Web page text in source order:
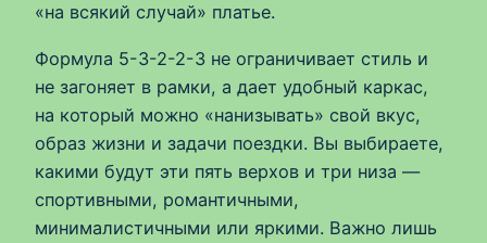
«на всякий случай» платье.
Формула 5-3-2-2-3 не ограничивает стиль и
не загоняет в рамки, а дает удобный каркас,
на который можно «нанизывать» свой вкус,
образ жизни и задачи поездки. Вы выбираете,
какими будут эти пять верхов и три низа —
спортивными, романтичными,
минималистичными или яркими. Важно лишь